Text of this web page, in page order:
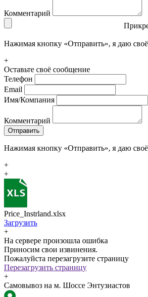
Комментарий
Нажимая кнопку «Отправить», я даю своё
+
Оставьте своё сообщение
Телефон
Email
Имя/Компания
Комментарий
Отправить
Нажимая кнопку «Отправить», я даю своё
+
+
Price_Instrland.xlsx
Загрузить
+
На сервере произошла ошибка
Приносим свои извинения.
Пожалуйста перезагрузите страницу
Перезагрузить страницу
+
Самовывоз на м. Шоссе Энтузиастов